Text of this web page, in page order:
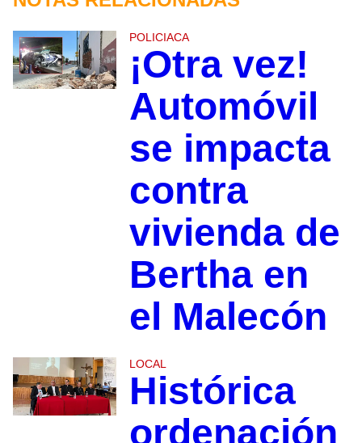
POLICIACA
¡Otra vez!
Automóvil
se impacta
contra
vivienda de
Bertha en
el Malecón
LOCAL
Histórica
ordenación